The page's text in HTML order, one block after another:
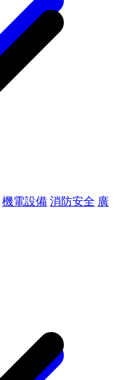
機電設備 消防安全 廣